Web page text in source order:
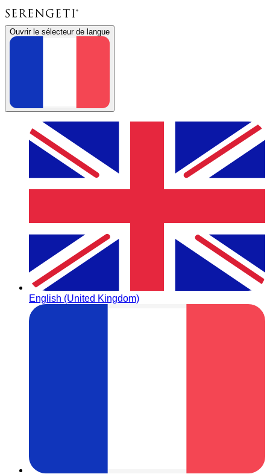
Ouvrir le sélecteur de langue
English (United Kingdom)